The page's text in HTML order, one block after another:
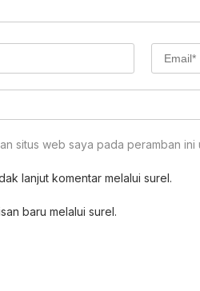
situs web saya pada peramban
lanjut komentar melalui surel.
baru melalui surel.